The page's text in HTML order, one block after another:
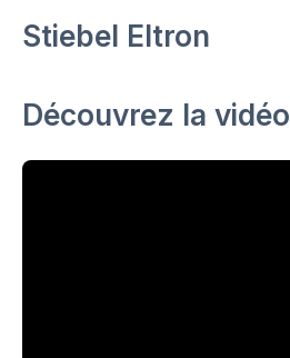
Stiebel Eltron
Découvrez la vidéo